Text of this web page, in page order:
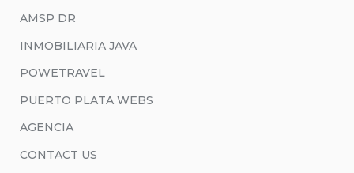
AMSP DR
INMOBILIARIA JAVA
POWETRAVEL
PUERTO PLATA WEBS
AGENCIA
CONTACT US